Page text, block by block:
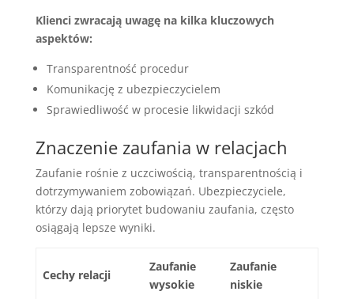
Klienci zwracają uwagę na kilka kluczowych
aspektów:
Transparentność procedur
Komunikację z ubezpieczycielem
Sprawiedliwość w procesie likwidacji szkód
Znaczenie zaufania w relacjach
Zaufanie rośnie z uczciwością, transparentnością i
dotrzymywaniem zobowiązań. Ubezpieczyciele,
którzy dają priorytet budowaniu zaufania, często
osiągają lepsze wyniki.
Cechy relacji
Zaufanie
wysokie
Zaufanie
niskie